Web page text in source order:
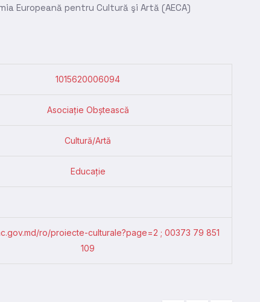
Europeană pentru Cultură şi Artă (AECA)
1015620006094
Asociație Obștească
Cultură/Artă
Educație
ro/proiecte-culturale?page=2 ; 00373 79 851
109